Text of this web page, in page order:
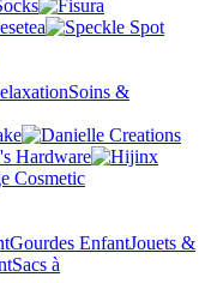
Soins &
Gourdes EnfantJouets &
Sacs à